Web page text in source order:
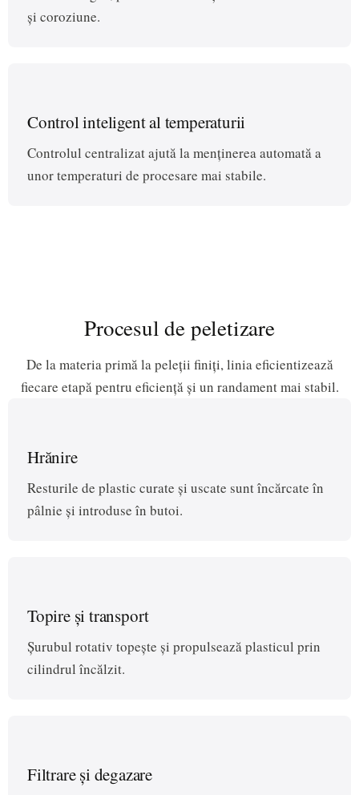
și coroziune.
Control inteligent al temperaturii
Controlul centralizat ajută la menținerea automată a
unor temperaturi de procesare mai stabile.
Procesul de peletizare
De la materia primă la peleții finiți, linia eficientizează
fiecare etapă pentru eficiență și un randament mai stabil.
Hrănire
Resturile de plastic curate și uscate sunt încărcate în
pâlnie și introduse în butoi.
Topire și transport
Șurubul rotativ topește și propulsează plasticul prin
cilindrul încălzit.
Filtrare și degazare